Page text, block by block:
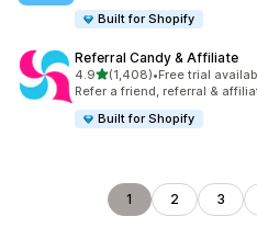
Built for Shopify
Referral Candy & Affiliate
4.95つ星中
(1,408)
合計レビュー数：1408件
•Free trial
Refer a friend, referral &
Built for Shopify
1 2 3